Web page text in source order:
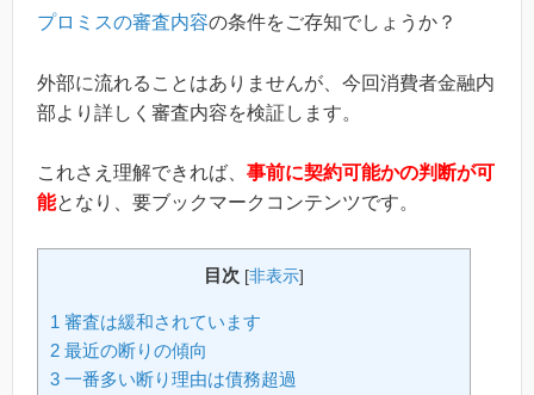
プロミスの審査内容の条件をご存知でしょうか？
外部に流れることはありませんが、今回消費者金融内
部より詳しく審査内容を検証します。
これさえ理解できれば、 事前に契約可能かの判断が可
能となり、要ブックマークコンテンツです。
目次 [非表示]
1 審査は緩和されています
2 最近の断りの傾向
3 一番多い断り理由は債務超過